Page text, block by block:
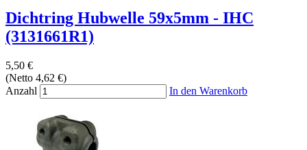
Dichtring Hubwelle 59x5mm - IHC
(3131661R1)
5,50 €
(Netto 4,62 €)
Anzahl
In den Warenkorb